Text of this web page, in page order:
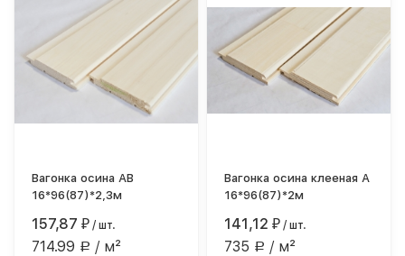
Вагонка осина АВ
16*96(87)*2,3м
157,87₽ / шт.
714.99 Р / м²
Вагонка осина клееная А
16*96(87)*2м
141,12₽ / шт.
735 Р / м²